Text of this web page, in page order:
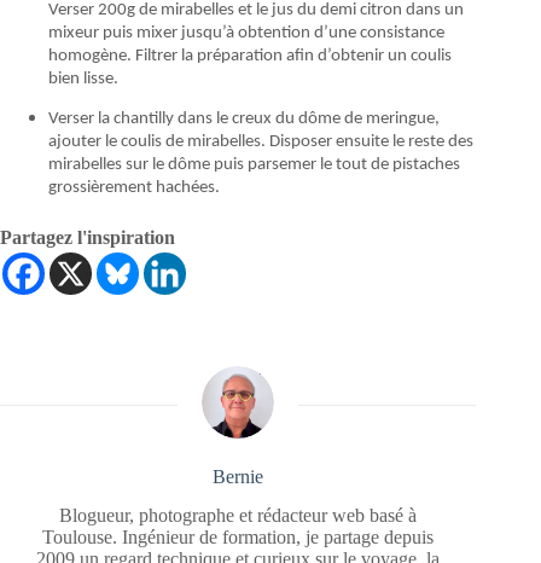
Verser 200g de mirabelles et le jus du demi citron dans un
mixeur puis mixer jusqu’à obtention d’une consistance
homogène. Filtrer la préparation afin d’obtenir un coulis
bien lisse.
Verser la chantilly dans le creux du dôme de meringue,
ajouter le coulis de mirabelles. Disposer ensuite le reste des
mirabelles sur le dôme puis parsemer le tout de pistaches
grossièrement hachées.
Partagez l'inspiration
Bernie
Blogueur, photographe et rédacteur web basé à
Toulouse. Ingénieur de formation, je partage depuis